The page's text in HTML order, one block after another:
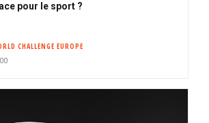
pour le sport ?
CHALLENGE EUROPE